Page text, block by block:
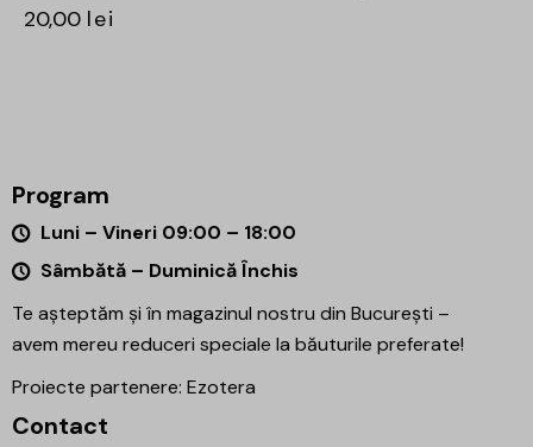
20,00 lei
Program
Luni – Vineri 09:00 – 18:00
Sâmbătă – Duminică Închis
Te așteptăm și în magazinul nostru din București –
avem mereu reduceri speciale la băuturile preferate!
Proiecte partenere: Ezotera
Contact